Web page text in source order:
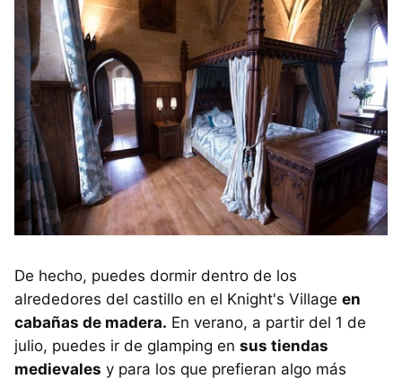
De hecho, puedes dormir dentro de los
alrededores del castillo en el Knight's Village en
cabañas de madera. En verano, a partir del 1 de
julio, puedes ir de glamping en sus tiendas
medievales y para los que prefieran algo más